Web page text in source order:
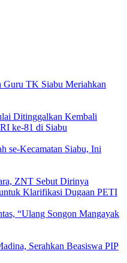
Guru TK Siabu Meriahkan
Ditinggalkan Kembali
ke-81 di Siabu
se-Kecamatan Siabu, Ini
ZNT Sebut Dirinya
Klarifikasi Dugaan PETI
“Ulang Songon Mangayak
Serahkan Beasiswa PIP